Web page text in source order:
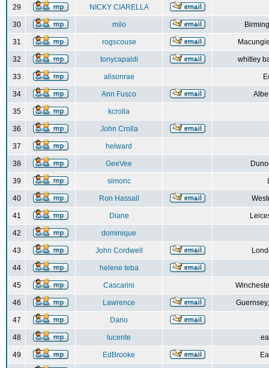
29 NICKY CIARELLA
30 milo
31 rogscouse
32 tonycapaldi whitley
33 alisonrae
34 Ann Fusco
35 kcrolla
36 John Crolla
37 helward
38 GeeVee
39 simonc
40 Ron Hassall
41 Diane
42 dominique
43 John Cordwell
44 helene teba
45 Cascarini
46 Lawrence
47 Dario
48 lucente
49 EdBrooke